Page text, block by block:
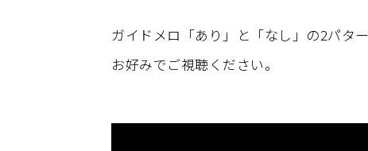
ガイドメロ「あり」と「なし」の2パター
お好みでご視聴ください。